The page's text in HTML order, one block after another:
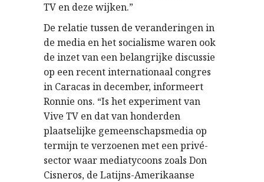
TV en deze wijken.”
De relatie tussen de veranderingen in
de media en het socialisme waren ook
de inzet van een belangrijke discussie
op een recent internationaal congres
in Caracas in december, informeert
Ronnie ons. “Is het experiment van
Vive TV en dat van honderden
plaatselijke gemeenschapsmedia op
termijn te verzoenen met een privé-
sector waar mediatycoons zoals Don
Cisneros, de Latijns-Amerikaanse